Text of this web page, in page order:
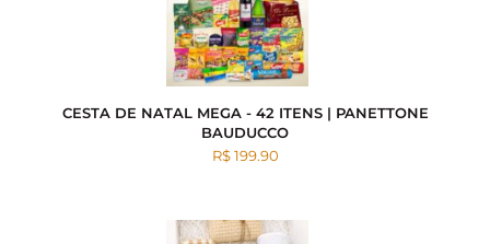
CESTA DE NATAL MEGA - 42 ITENS | PANETTONE
BAUDUCCO
R$ 199.90